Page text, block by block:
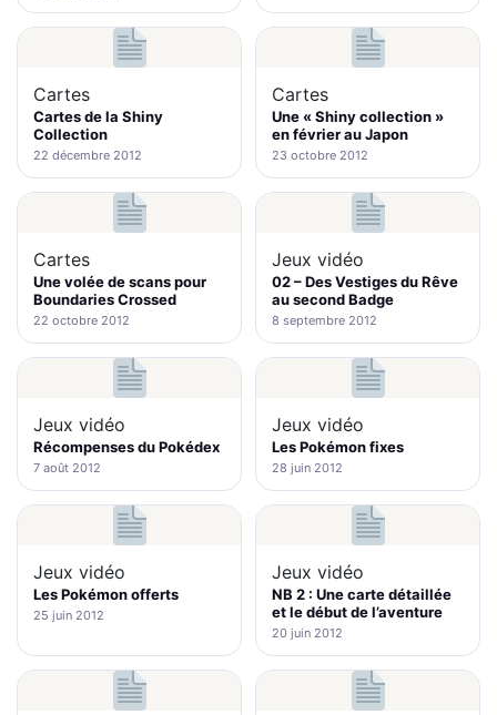
Cartes
Cartes de la Shiny
Collection
22 décembre 2012
Cartes
Une « Shiny collection »
en février au Japon
23 octobre 2012
Cartes
Une volée de scans pour
Boundaries Crossed
22 octobre 2012
Jeux vidéo
02 – Des Vestiges du Rêve
au second Badge
8 septembre 2012
Jeux vidéo
Récompenses du Pokédex
7 août 2012
Jeux vidéo
Les Pokémon fixes
28 juin 2012
Jeux vidéo
Les Pokémon offerts
25 juin 2012
Jeux vidéo
NB 2 : Une carte détaillée
et le début de l’aventure
20 juin 2012